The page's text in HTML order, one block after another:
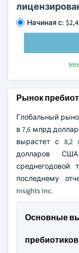
Начиная с:
Рынок
Глобальный
в 7,6 млрд
вырастет с
долларов
среднегодовой
последнему
Insights Inc.
Основные
пребиотиков